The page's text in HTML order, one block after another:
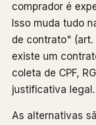
comprador é
Isso muda tudo
de contrato" (art.
existe um
coleta de CPF,
justificativa legal.
As alternativas